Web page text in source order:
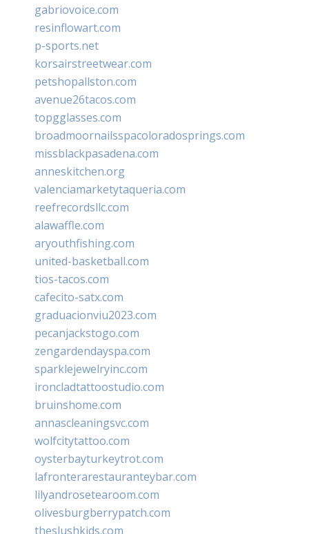
gabriovoice.com
resinflowart.com
p-sports.net
korsairstreetwear.com
petshopallston.com
avenue26tacos.com
topgglasses.com
broadmoornailsspacoloradosprings.com
missblackpasadena.com
anneskitchen.org
valenciamarketytaqueria.com
reefrecordsllc.com
alawaffle.com
aryouthfishing.com
united-basketball.com
tios-tacos.com
cafecito-satx.com
graduacionviu2023.com
pecanjackstogo.com
zengardendayspa.com
sparklejewelryinc.com
ironcladtattoostudio.com
bruinshome.com
annascleaningsvc.com
wolfcitytattoo.com
oysterbayturkeytrot.com
lafronterarestauranteybar.com
lilyandrosetearoom.com
olivesburgberrypatch.com
theslushkids.com